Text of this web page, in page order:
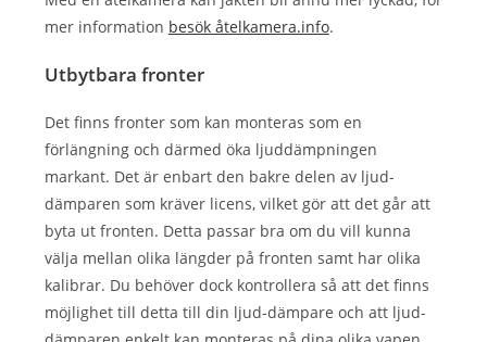
mer information besök åtelkamera.info.
Utbytbara fronter
Det finns fronter som kan monteras som en
förlängning och därmed öka ljuddämpningen
markant. Det är enbart den bakre delen av ljud-
dämparen som kräver licens, vilket gör att det går att
byta ut fronten. Detta passar bra om du vill kunna
välja mellan olika längder på fronten samt har olika
kalibrar. Du behöver dock kontrollera så att det finns
möjlighet till detta till din ljud-dämpare och att ljud-